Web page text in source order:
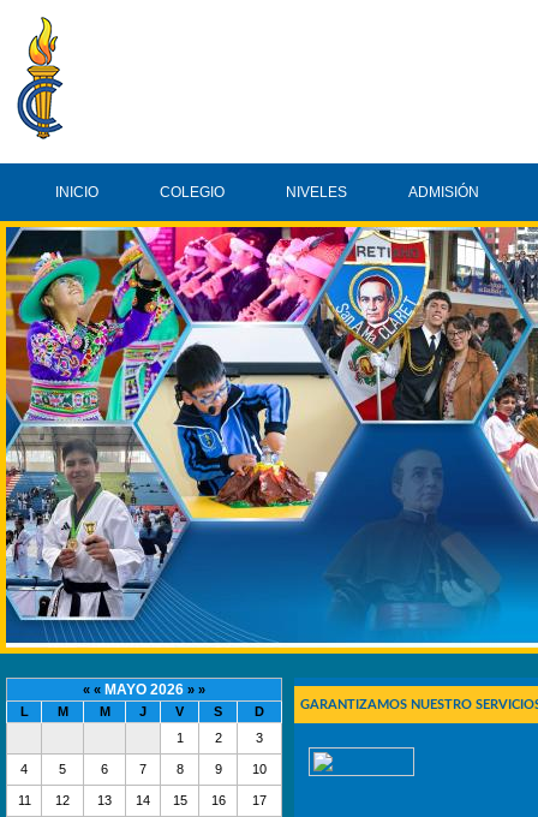
INICIO COLEGIO NIVELES ADMISIÓN
« « MAYO 2026 » »
L
M M J V S
D
1
2 3
4 5 6 7 8 9 10
11 12 13 14 15 16 17
GARANTIZAMOS NUESTRO